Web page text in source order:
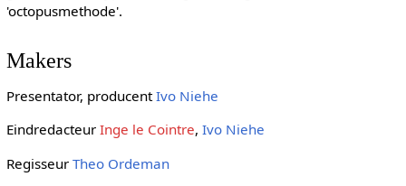
'octopusmethode'.
Makers
Presentator, producentIvo Niehe
Eindredacteur Inge le Cointre, Ivo Niehe
Regisseur Theo Ordeman